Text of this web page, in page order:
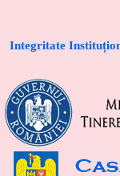
Integritate